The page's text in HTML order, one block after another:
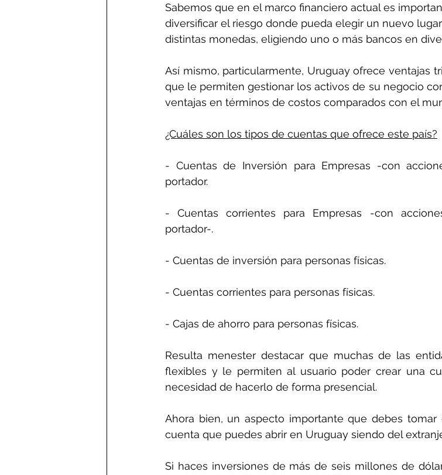
Sabemos que en el marco financiero actual es
diversificar el riesgo donde pueda elegir un nuevo
distintas monedas, eligiendo uno o más bancos en
Así mismo, particularmente, Uruguay ofrece ventajas
que le permiten gestionar los activos de su negocio
ventajas en términos de costos comparados con el
¿Cuáles son los tipos de cuentas que ofrece este país?
- Cuentas de Inversión para Empresas -con
portador.
- Cuentas corrientes para Empresas -con
portador-.
- Cuentas de inversión para personas físicas.
- Cuentas corrientes para personas físicas.
- Cajas de ahorro para personas físicas.
Resulta menester destacar que muchas de las
flexibles y le permiten al usuario poder crear una
necesidad de hacerlo de forma presencial.
Ahora bien, un aspecto importante que debes
cuenta que puedes abrir en Uruguay siendo del
Si haces inversiones de más de seis millones de